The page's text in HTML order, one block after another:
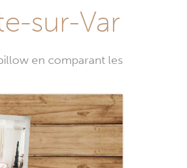
sur-Var
en comparant les